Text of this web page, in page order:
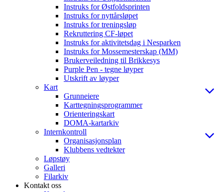
Instruks for Østfoldsprinten
Instruks for nyttårsløpet
Instruks for treningsløp
Rekruttering CF-løpet
Instruks for aktivitetsdag i Nesparken
Instruks for Mossemesterskap (MM)
Brukerveiledning til Brikkesys
Purple Pen - tegne løyper
Utskrift av løyper
Kart
Grunneiere
Karttegningsprogrammer
Orienteringskart
DOMA-kartarkiv
Internkontroll
Organisasjonsplan
Klubbens vedtekter
Løpstøy
Galleri
Filarkiv
Kontakt oss